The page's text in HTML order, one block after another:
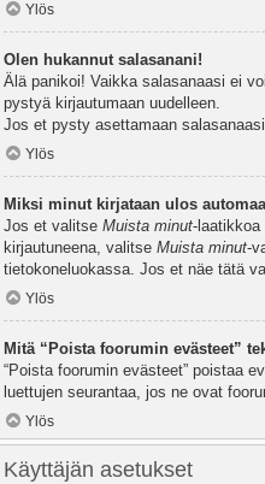
Ylös
Olen hukannut salasanani!
Älä panikoi! Vaikka salasanaasi ei
pystyä kirjautumaan uudelleen.
Jos et pysty asettamaan
Ylös
Miksi minut kirjataan ulos
Jos et valitse Muista minut-laatikkoa
kirjautuneena, valitse Muista minut-
tietokoneluokassa. Jos et näe tätä
Ylös
Mitä “Poista foorumin evästeet”
“Poista foorumin evästeet” poistaa
luettujen seurantaa, jos ne ovat
Ylös
Käyttäjän asetukset